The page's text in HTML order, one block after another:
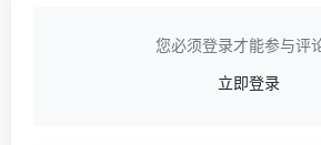
您必须登录才能参与评论
立即登录